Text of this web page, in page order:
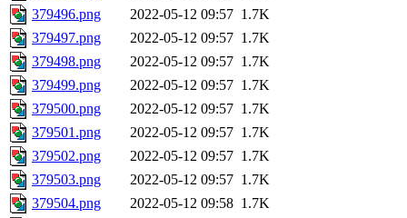
379496.png
2022-05-12 09:57 1.7K
379497.png
2022-05-12 09:57 1.7K
379498.png
2022-05-12 09:57 1.7K
379499.png
2022-05-12 09:57 1.7K
379500.png
2022-05-12 09:57 1.7K
379501.png
2022-05-12 09:57 1.7K
379502.png
2022-05-12 09:57 1.7K
379503.png
2022-05-12 09:57 1.7K
379504.png
2022-05-12 09:58 1.7K